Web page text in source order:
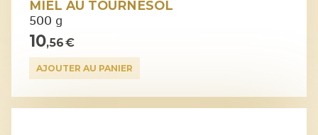
MIEL AU TOURNESOL
500 g
10,56 €
AJOUTER AU PANIER